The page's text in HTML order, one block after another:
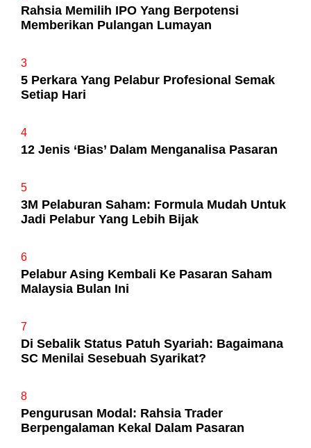
Rahsia Memilih IPO Yang Berpotensi
Memberikan Pulangan Lumayan
3
5 Perkara Yang Pelabur Profesional Semak
Setiap Hari
4
12 Jenis ‘Bias’ Dalam Menganalisa Pasaran
5
3M Pelaburan Saham: Formula Mudah Untuk
Jadi Pelabur Yang Lebih Bijak
6
Pelabur Asing Kembali Ke Pasaran Saham
Malaysia Bulan Ini
7
Di Sebalik Status Patuh Syariah: Bagaimana
SC Menilai Sesebuah Syarikat?
8
Pengurusan Modal: Rahsia Trader
Berpengalaman Kekal Dalam Pasaran